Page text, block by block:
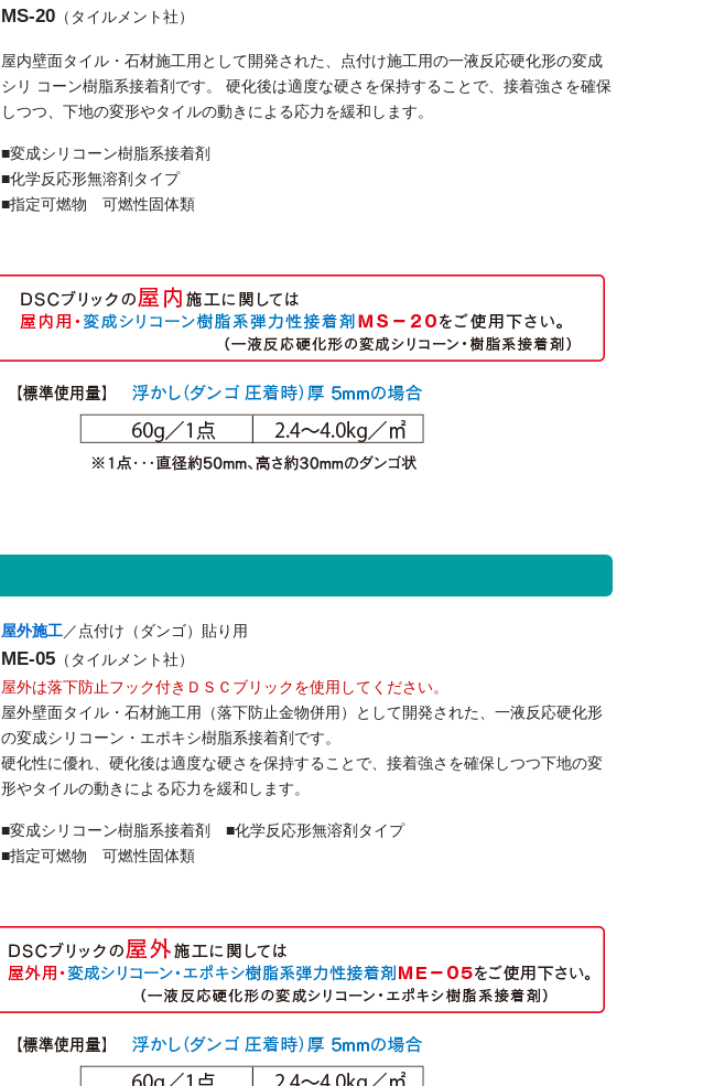
MS-20 （タイルメント社）
屋内壁面タイル・石材施工用として開発された、点付け施工用の一液反応硬化形の変成
シリ コーン樹脂系接着剤です。 硬化後は適度な硬さを保持することで、接着強さを確保
しつつ、下地の変形やタイルの動きによる応力を緩和します。
■変成シリコーン樹脂系接着剤
■化学反応形無溶剤タイプ
■指定可燃物 可燃性固体類
屋外施工／点付け（ダンゴ）貼り用
ME-05 （タイルメント社）
屋外は落下防止フック付きＤＳＣブリックを使用してください。
屋外壁面タイル・石材施工用（落下防止金物併用）として開発された、一液反応硬化形
の変成シリコーン・エポキシ樹脂系接着剤です。
硬化性に優れ、硬化後は適度な硬さを保持することで、接着強さを確保しつつ下地の変
形やタイルの動きによる応力を緩和します。
■変成シリコーン樹脂系接着剤 ■化学反応形無溶剤タイプ
■指定可燃物 可燃性固体類